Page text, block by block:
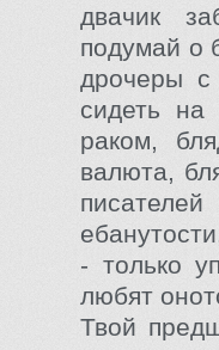
двачик
подумай о
дрочеры с
сидеть
раком,
валюта,
- только
любят
Твой